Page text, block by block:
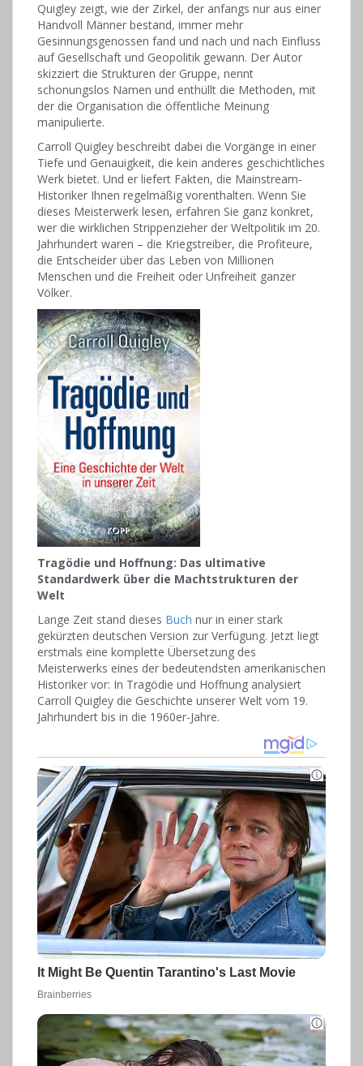
Quigley zeigt, wie der Zirkel, der anfangs nur aus einer
Handvoll Männer bestand, immer mehr
Gesinnungsgenossen fand und nach und nach Einfluss
auf Gesellschaft und Geopolitik gewann. Der Autor
skizziert die Strukturen der Gruppe, nennt
schonungslos Namen und enthüllt die Methoden, mit
der die Organisation die öffentliche Meinung
manipulierte.
Carroll Quigley beschreibt dabei die Vorgänge in einer
Tiefe und Genauigkeit, die kein anderes geschichtliches
Werk bietet. Und er liefert Fakten, die Mainstream-
Historiker Ihnen regelmäßig vorenthalten. Wenn Sie
dieses Meisterwerk lesen, erfahren Sie ganz konkret,
wer die wirklichen Strippenzieher der Weltpolitik im 20.
Jahrhundert waren – die Kriegstreiber, die Profiteure,
die Entscheider über das Leben von Millionen
Menschen und die Freiheit oder Unfreiheit ganzer
Völker.
Tragödie und Hoffnung: Das ultimative
Standardwerk über die Machtstrukturen der
Welt
Lange Zeit stand dieses Buch nur in einer stark
gekürzten deutschen Version zur Verfügung. Jetzt liegt
erstmals eine komplette Übersetzung des
Meisterwerks eines der bedeutendsten amerikanischen
Historiker vor: In Tragödie und Hoffnung analysiert
Carroll Quigley die Geschichte unserer Welt vom 19.
Jahrhundert bis in die 1960er-Jahre.